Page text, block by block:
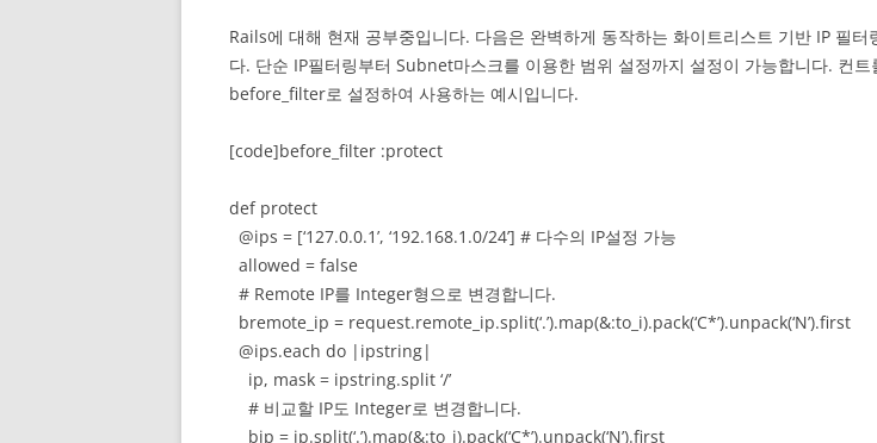
Rails에 대해 현재 공부중입니다. 다음은 완벽하게 동작하는 화이트리스트 기반 IP 필터
다. 단순 IP필터링부터 Subnet마스크를 이용한 범위 설정까지 설정이 가능합니다. 컨트
before_filter로 설정하여 사용하는 예시입니다.
[code]before_filter :protect
def protect
@ips = [‘127.0.0.1’, ‘192.168.1.0/24’] # 다수의 IP설정 가능
allowed = false
# Remote IP를 Integer형으로 변경합니다.
bremote_ip = request.remote_ip.split(‘.’).map(&:to_i).pack(‘C*’).unpack(‘N’).first
@ips.each do |ipstring|
ip, mask = ipstring.split ‘/’
# 비교할 IP도 Integer로 변경합니다.
bip = ip.split(‘.’).map(&:to_i).pack(‘C*’).unpack(‘N’).first